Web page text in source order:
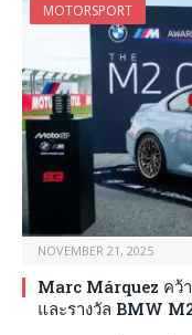
MOTORSPORT
NOVEMBER 21, 2025
Marc Márquez คว้
และรางวัล BMW